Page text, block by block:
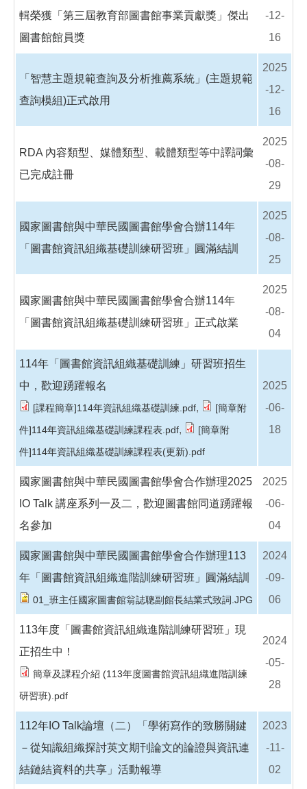
輯榮獲「第三屆教育部圖書館事業貢獻獎」傑出
圖書館館員獎
-12-
16
「智慧主題規範查詢及分析推薦系統」(主題規範
查詢模組)正式啟用
2025
-12-
16
RDA 內容類型、媒體類型、載體類型等中譯詞彙
已完成註冊
2025
-08-
29
國家圖書館與中華民國圖書館學會合辦114年
「圖書館資訊組織基礎訓練研習班」圓滿結訓
2025
-08-
25
國家圖書館與中華民國圖書館學會合辦114年
「圖書館資訊組織基礎訓練研習班」正式啟業
2025
-08-
04
114年「圖書館資訊組織基礎訓練」研習班招生
中，歡迎踴躍報名
[課程簡章]114年資訊組織基礎訓練.pdf,
[簡章附
件]114年資訊組織基礎訓練課程表.pdf,
[簡章附
件]114年資訊組織基礎訓練課程表(更新).pdf
2025
-06-
18
國家圖書館與中華民國圖書館學會合作辦理2025
IO Talk 講座系列一及二，歡迎圖書館同道踴躍報
名參加
2025
-06-
04
國家圖書館與中華民國圖書館學會合作辦理113
年「圖書館資訊組織進階訓練研習班」圓滿結訓
01_班主任國家圖書館翁誌聰副館長結業式致詞.JPG
2024
-09-
06
113年度「圖書館資訊組織進階訓練研習班」現
正招生中！
簡章及課程介紹 (113年度圖書館資訊組織進階訓練
研習班).pdf
2024
-05-
28
112年IO Talk論壇（二）「學術寫作的致勝關鍵
－從知識組織探討英文期刊論文的論證與資訊連
結鏈結資料的共享」活動報導
2023
-11-
02